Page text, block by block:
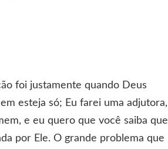
foi justamente quando Deus
esteja só; Eu farei uma adjutora,
e eu quero que você saiba que
por Ele. O grande problema que